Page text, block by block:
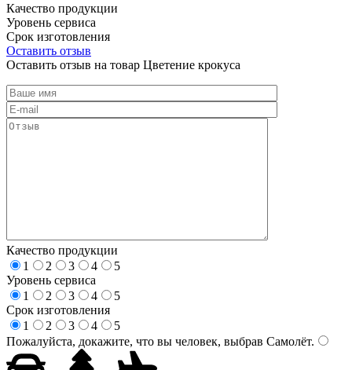
Качество продукции
Уровень сервиса
Срок изготовления
Оставить отзыв
Оставить отзыв на товар Цветение крокуса
Качество продукции
1
2 3 4
5
Уровень сервиса
1
2 3 4
5
Срок изготовления
1
2 3 4
5
Пожалуйста, докажите, что вы человек, выбрав Самолёт.